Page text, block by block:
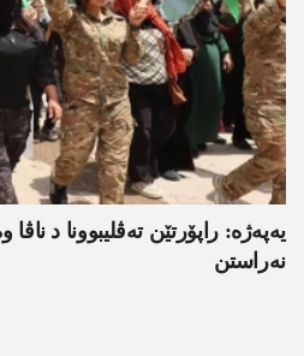
یەپەژە: راپۆرتێن تەڤلیبوونا د ناڤا
نەراستن